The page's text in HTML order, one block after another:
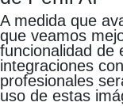
A medida que
que veamos
funcionalidad de
integraciones
profesionales
uso de estas